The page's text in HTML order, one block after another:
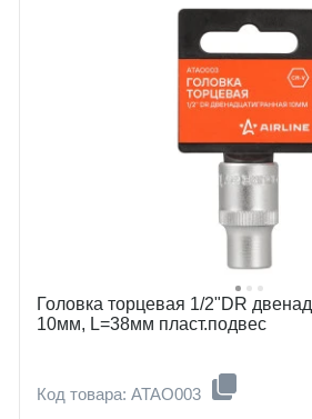
Головка торцевая 1/2"DR
10мм, L=38мм пласт.подвес
Код товара: ATAO003